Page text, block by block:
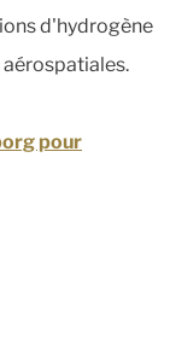
d'hydrogène
pour